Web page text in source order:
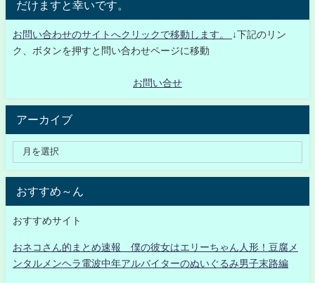
だけますと幸いです。
お問い合わせのサイトへクリックで移動します。
↓下記のリン
ク、ボタンを押すと問い合わせページに移動
お問い合せ
アーカイブ
おすすめ～ん
おすすめサイト
おネコさん的まとめ速報 僕の彼女はエリーちゃん人形！豆腐メ
ンタルメンヘラ電波中年アルバイターのぬいぐるみ男子末路編